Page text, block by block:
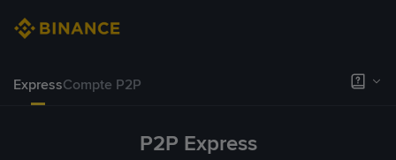
ExpressCompte P2P
P2P Express